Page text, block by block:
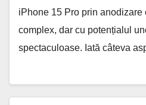
iPhone 15 Pro prin anodizare
complex, dar cu potențialul
spectaculoase. Iată câteva